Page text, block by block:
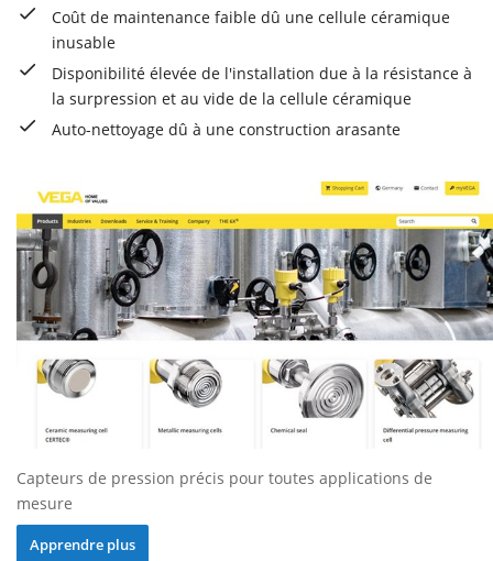
Coût de maintenance faible dû une cellule céramique
inusable
Disponibilité élevée de l'installation due à la résistance à
la surpression et au vide de la cellule céramique
Auto-nettoyage dû à une construction arasante
Capteurs de pression précis pour toutes applications de
mesure
Apprendre plus